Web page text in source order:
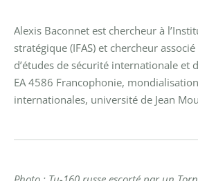
Alexis Baconnet est chercheur à
stratégique (IFAS) et chercheur
d’études de sécurité internationale et
EA 4586 Francophonie,
internationales, université de Jean